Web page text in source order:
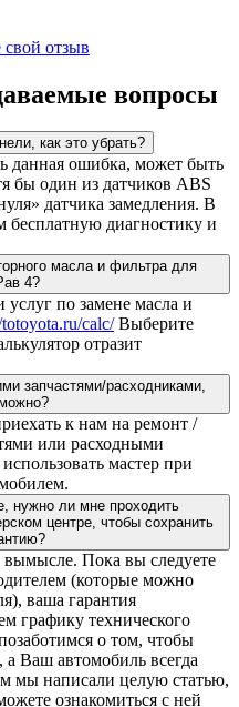
свой отзыв
вопросы
как это убрать?
данная ошибка, может быть
бы один из датчиков ABS
датчика замедления. В
бесплатную диагностику и
масла и фильтра для
4?
по замене масла и
calc/Выберите
отразит
запчастями/расходниками,
к нам на ремонт /
или расходными
мастер при
нужно ли мне проходить
центре, чтобы сохранить
вымысле. Пока вы следуете
(которые можно
ваша гарантия
графику технического
о том, чтобы
а Ваш автомобиль всегда
мы написали целую статью,
ознакомиться с ней